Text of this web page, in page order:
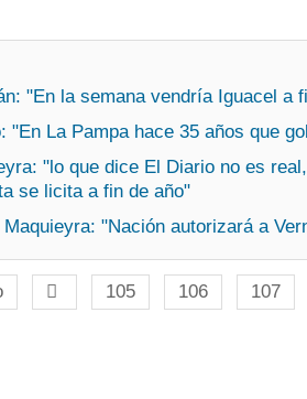
"En la semana vendría Iguacel a
"En La Pampa hace 35 años que
"lo que dice El Diario no es
se licita a fin de año"
"Nación autorizará a
105 106 107